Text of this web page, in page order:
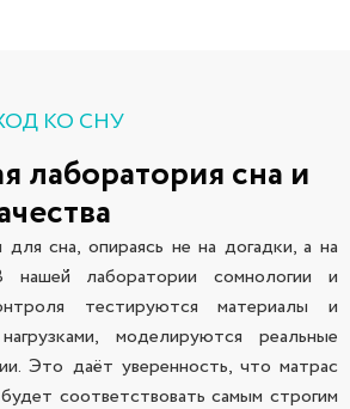
КО СНУ
лаборатория сна и
сна, опираясь не на догадки, а на
нашей лаборатории сомнологии и
тестируются материалы и
моделируются реальные
Это даёт уверенность, что матрас
соответствовать самым строгим